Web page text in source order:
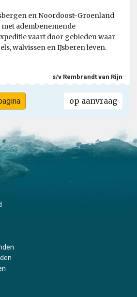
en Noordoost-Groenland
adembenemende
vaart door gebieden waar
walvissen en IJsberen leven.
s/v Rembrandt van Rijn
op aanvraag